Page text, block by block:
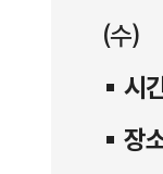
(수)
▪ 시
▪ 장